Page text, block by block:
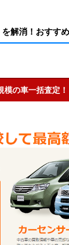
解消！おすす
の車一括査定！